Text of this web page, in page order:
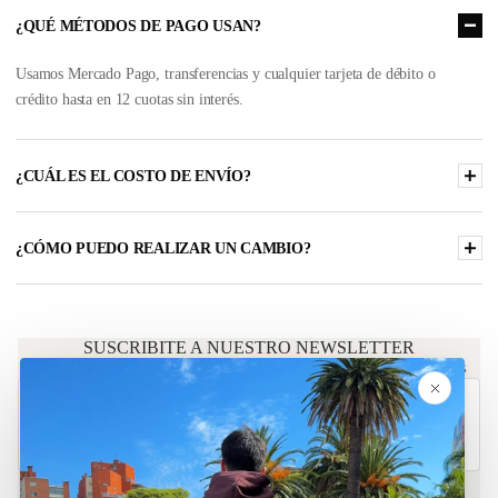
¿QUÉ MÉTODOS DE PAGO USAN?
Usamos Mercado Pago, transferencias y cualquier tarjeta de débito o
crédito hasta en 12 cuotas sin interés.
¿CUÁL ES EL COSTO DE ENVÍO?
¿CÓMO PUEDO REALIZAR UN CAMBIO?
SUSCRIBITE A NUESTRO NEWSLETTER
Ofertas exclusivas y acceso anticipado a nuevos productos